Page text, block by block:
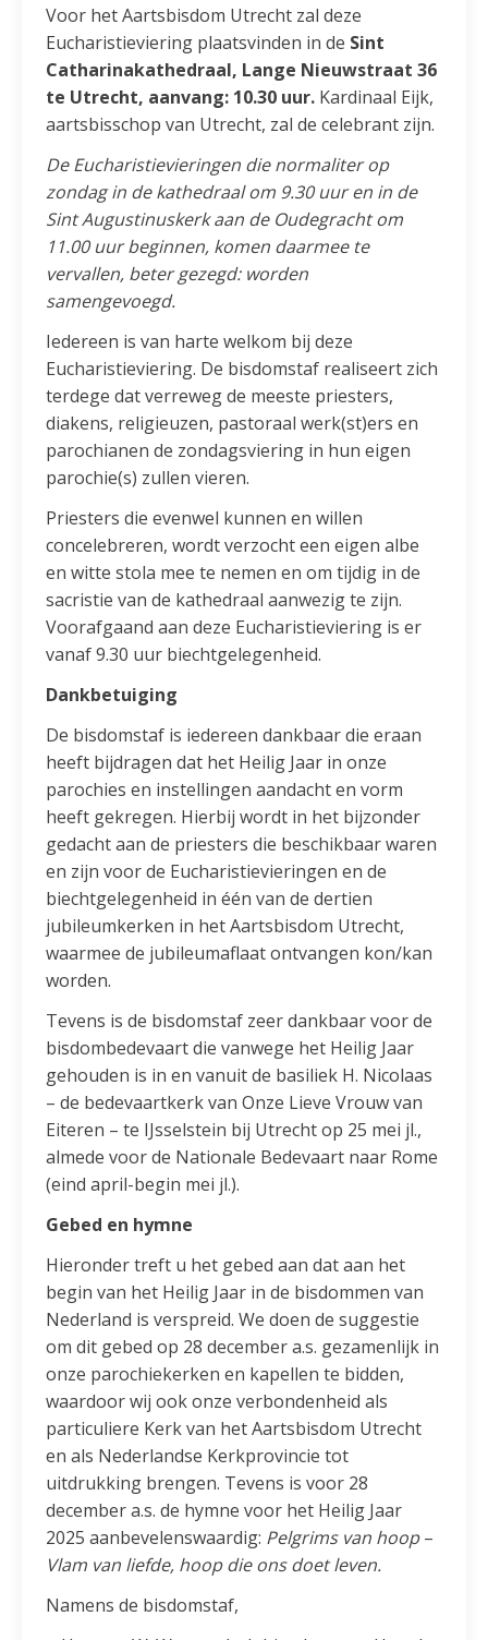
Voor het Aartsbisdom Utrecht zal deze
Eucharistieviering plaatsvinden in de Sint
Catharinakathedraal, Lange Nieuwstraat 36
te Utrecht, aanvang: 10.30 uur. Kardinaal Eijk,
aartsbisschop van Utrecht, zal de celebrant zijn.
De Eucharistievieringen die normaliter op
zondag in de kathedraal om 9.30 uur en in de
Sint Augustinuskerk aan de Oudegracht om
11.00 uur beginnen, komen daarmee te
vervallen, beter gezegd: worden
samengevoegd.
Iedereen is van harte welkom bij deze
Eucharistieviering. De bisdomstaf realiseert zich
terdege dat verreweg de meeste priesters,
diakens, religieuzen, pastoraal werk(st)ers en
parochianen de zondagsviering in hun eigen
parochie(s) zullen vieren.
Priesters die evenwel kunnen en willen
concelebreren, wordt verzocht een eigen albe
en witte stola mee te nemen en om tijdig in de
sacristie van de kathedraal aanwezig te zijn.
Voorafgaand aan deze Eucharistieviering is er
vanaf 9.30 uur biechtgelegenheid.
Dankbetuiging
De bisdomstaf is iedereen dankbaar die eraan
heeft bijdragen dat het Heilig Jaar in onze
parochies en instellingen aandacht en vorm
heeft gekregen. Hierbij wordt in het bijzonder
gedacht aan de priesters die beschikbaar waren
en zijn voor de Eucharistievieringen en de
biechtgelegenheid in één van de dertien
jubileumkerken in het Aartsbisdom Utrecht,
waarmee de jubileumaflaat ontvangen kon/kan
worden.
Tevens is de bisdomstaf zeer dankbaar voor de
bisdombedevaart die vanwege het Heilig Jaar
gehouden is in en vanuit de basiliek H. Nicolaas
– de bedevaartkerk van Onze Lieve Vrouw van
Eiteren – te IJsselstein bij Utrecht op 25 mei jl.,
almede voor de Nationale Bedevaart naar Rome
(eind april-begin mei jl.).
Gebed en hymne
Hieronder treft u het gebed aan dat aan het
begin van het Heilig Jaar in de bisdommen van
Nederland is verspreid. We doen de suggestie
om dit gebed op 28 december a.s. gezamenlijk in
onze parochiekerken en kapellen te bidden,
waardoor wij ook onze verbondenheid als
particuliere Kerk van het Aartsbisdom Utrecht
en als Nederlandse Kerkprovincie tot
uitdrukking brengen. Tevens is voor 28
december a.s. de hymne voor het Heilig Jaar
2025 aanbevelenswaardig: Pelgrims van hoop–
Vlam van liefde, hoop die ons doet leven.
Namens de bisdomstaf,